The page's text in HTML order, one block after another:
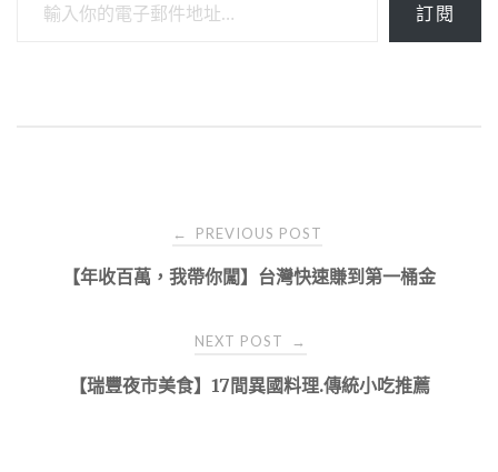
訂閱
navigation
← PREVIOUS POST
【年收百萬，我帶你闖】台灣快速賺到第一桶金
NEXT POST →
【瑞豐夜市美食】17間異國料理.傳統小吃推薦